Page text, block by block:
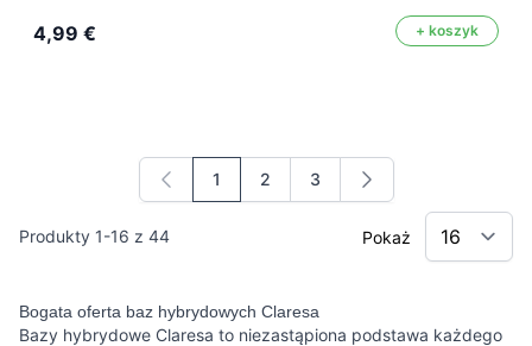
4,99 € + koszyk
Produkty 1-16 z 44
Aktualnie czytasz stronę
1 Strona
2 Strona
3
Pokaż
Bogata oferta baz hybrydowych Claresa
Bazy hybrydowe Claresa to niezastąpiona podstawa każdego